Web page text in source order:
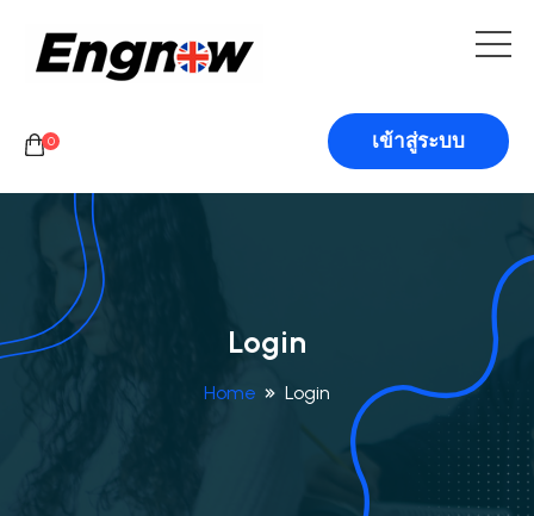
0 เข้าสู่ระบบ
Login
Home Login